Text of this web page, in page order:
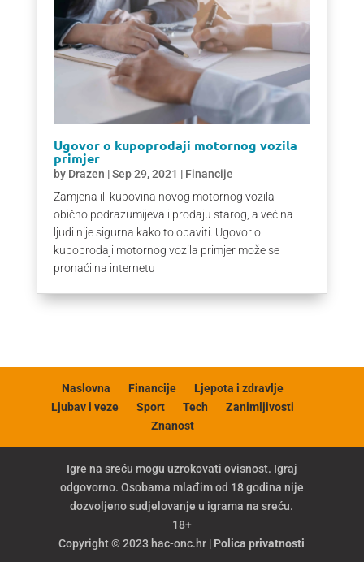
Ugovor o kupoprodaji motornog vozila
primjer
by Drazen |Sep 29, 2021 | Financije
Zamjena ili kupovina novog motornog vozila
obično podrazumijeva i prodaju starog, a većina
ljudi nije sigurna kako to obaviti. Ugovor o
kupoprodaji motornog vozila primjer može se
pronaći na internetu
Naslovna Financije
Ljepota i zdravlje
Ljubav i veze
Sport Tech
Zanimljivosti
Znanost
Igre na sreću mogu uzrokovati ovisnost. Igraj
odgovorno. Osobama mlađim od 18 godina nije
dozvoljeno sudjelovanje u igrama na sreću.
18+
Copyright © 2023 hac-onc.hr | Polica privatnosti